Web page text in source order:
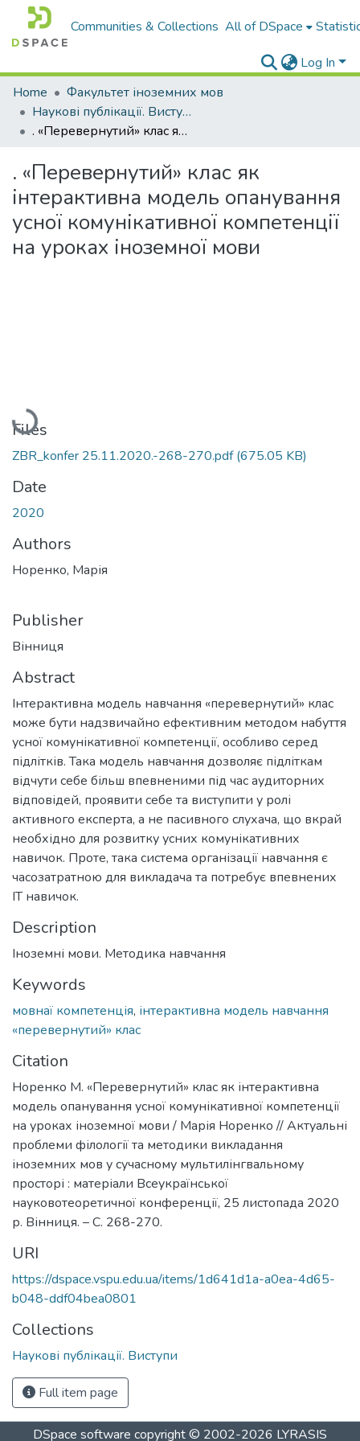
Communities & Collections All of DSpace
Log In
Home
Факультет іноземних мов
Наукові публікації. Виступи
. «Перевернутий» клас як інтерактивна модель опанування усної комунікативної компетенції на уроках іноземної мови
. «Перевернутий» клас як
інтерактивна модель опанування
усної комунікативної компетенції
на уроках іноземної мови
Loading...
Files
ZBR_konfer 25.11.2020.-268-270.pdf(675.05 KB)
Date
2020
Authors
Норенко, Марія
Publisher
Вінниця
Abstract
Інтерактивна модель навчання «перевернутий» клас
може бути надзвичайно ефективним методом набуття
усної комунікативної компетенції, особливо серед
підлітків. Така модель навчання дозволяє підліткам
відчути себе більш впевненими під час аудиторних
відповідей, проявити себе та виступити у ролі
активного експерта, а не пасивного слухача, що вкрай
необхідно для розвитку усних комунікативних
навичок. Проте, така система організації навчання є
часозатратною для викладача та потребує впевнених
ІТ навичок.
Description
Іноземні мови. Методика навчання
Keywords
мовнаї компетенція, інтерактивна модель навчання
«перевернутий» клас
Citation
Норенко М. «Перевернутий» клас як інтерактивна
модель опанування усної комунікативної компетенції
на уроках іноземної мови / Марія Норенко // Актуальні
проблеми філології та методики викладання
іноземних мов у сучасному мультилінгвальному
просторі : матеріали Всеукраїнської
науковотеоретичної конференції, 25 листопада 2020
р. Вінниця. – С. 268-270.
URI
https://dspace.vspu.edu.ua/items/1d641d1a-a0ea-4d65-
b048-ddf04bea0801
Collections
Наукові публікації. Виступи
Full item page
DSpace software copyright © 2002-2026 LYRASIS